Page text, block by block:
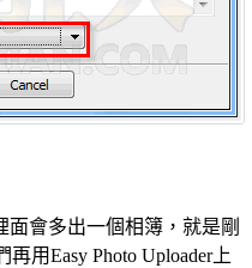
面會多出一個相簿，就是剛
用Easy Photo Uploader上